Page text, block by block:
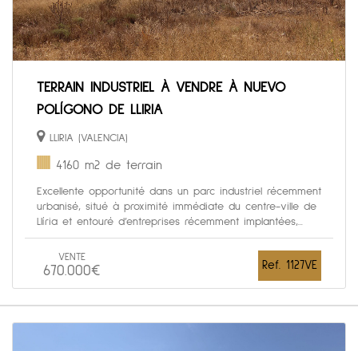
TERRAIN INDUSTRIEL À VENDRE À NUEVO
POLÍGONO DE LLIRIA
LLIRIA (VALENCIA)
4160 m2 de terrain
Excellente opportunité dans un parc industriel récemment
urbanisé, situé à proximité immédiate du centre-ville de
Llíria et entouré d’entreprises récemment implantées,...
VENTE
670.000€ Ref. 1127VE